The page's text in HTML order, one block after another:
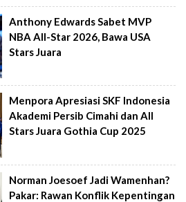
Anthony Edwards Sabet MVP
NBA All-Star 2026, Bawa USA
Stars Juara
Menpora Apresiasi SKF Indonesia
Akademi Persib Cimahi dan All
Stars Juara Gothia Cup 2025
Norman Joesoef Jadi Wamenhan?
Pakar: Rawan Konflik Kepentingan